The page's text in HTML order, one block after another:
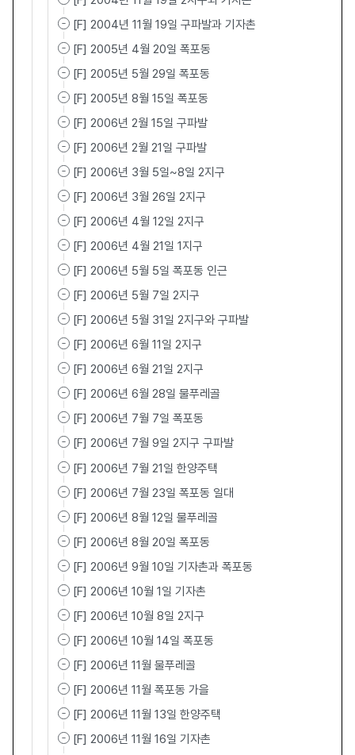
[F] 2004년 11월 19일 구파발과 기자촌
[F] 2005년 4월 20일 폭포동
[F] 2005년 5월 29일 폭포동
[F] 2005년 8월 15일 폭포동
[F] 2006년 2월 15일 구파발
[F] 2006년 2월 21일 구파발
[F] 2006년 3월 5일~8일 2지구
[F] 2006년 3월 26일 2지구
[F] 2006년 4월 12일 2지구
[F] 2006년 4월 21일 1지구
[F] 2006년 5월 5일 폭포동 인근
[F] 2006년 5월 7일 2지구
[F] 2006년 5월 31일 2지구와 구파발
[F] 2006년 6월 11일 2지구
[F] 2006년 6월 21일 2지구
[F] 2006년 6월 28일 물푸레골
[F] 2006년 7월 7일 폭포동
[F] 2006년 7월 9일 2지구 구파발
[F] 2006년 7월 21일 한양주택
[F] 2006년 7월 23일 폭포동 일대
[F] 2006년 8월 12일 물푸레골
[F] 2006년 8월 20일 폭포동
[F] 2006년 9월 10일 기자촌과 폭포동
[F] 2006년 10월 1일 기자촌
[F] 2006년 10월 8일 2지구
[F] 2006년 10월 14일 폭포동
[F] 2006년 11월 물푸레골
[F] 2006년 11월 폭포동 가을
[F] 2006년 11월 13일 한양주택
[F] 2006년 11월 16일 기자촌